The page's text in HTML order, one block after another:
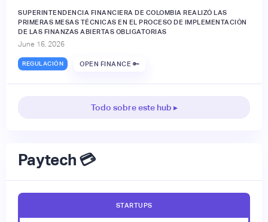
SUPERINTENDENCIA FINANCIERA DE COLOMBIA REALIZÓ LAS
PRIMERAS MESAS TÉCNICAS EN EL PROCESO DE IMPLEMENTACIÓN
DE LAS FINANZAS ABIERTAS OBLIGATORIAS
June 16, 2026
REGULACIÓN OPEN FINANCE 🔑
Todo sobre este hub ▸
Paytech 💳
STARTUPS